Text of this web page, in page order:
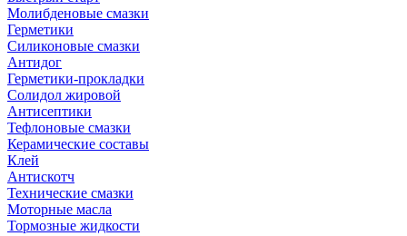
Молибденовые смазки
Герметики
Силиконовые смазки
Антидог
Герметики-прокладки
Солидол жировой
Антисептики
Тефлоновые смазки
Керамические составы
Клей
Антискотч
Технические смазки
Моторные масла
Тормозные жидкости